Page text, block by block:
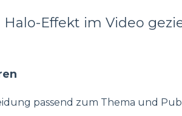
Effekt im Video
passend zum Thema und